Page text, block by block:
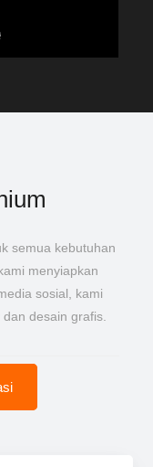
semua kebutuhan
menyiapkan
sosial, kami
desain grafis.